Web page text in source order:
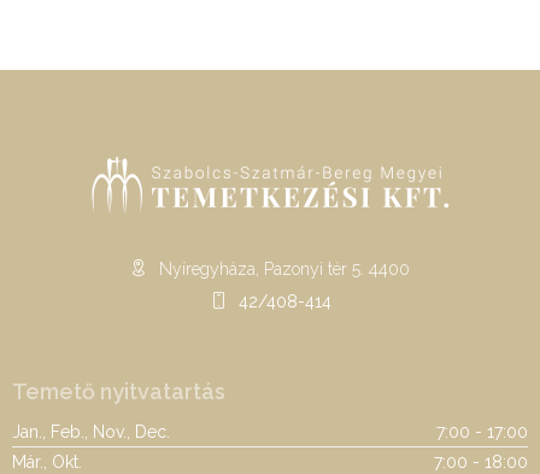
Nyíregyháza, Pazonyi tér 5. 4400
42/408-414
Temető nyitvatartás
Jan., Feb., Nov., Dec.
7:00 - 17:00
Már., Okt.
7:00 - 18:00